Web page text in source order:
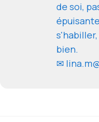
de soi,
bien.
✉